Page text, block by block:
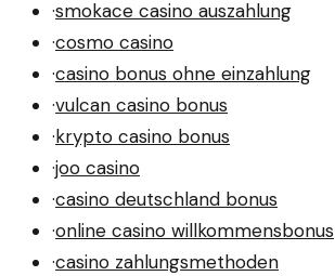
·smokace casino auszahlung
·cosmo casino
·casino bonus ohne einzahlung
·vulcan casino bonus
·krypto casino bonus
·joo casino
·casino deutschland bonus
·online casino willkommensbonus
·casino zahlungsmethoden